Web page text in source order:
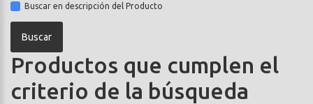
Buscar en descripción del Producto
Productos que cumplen el
criterio de la búsqueda